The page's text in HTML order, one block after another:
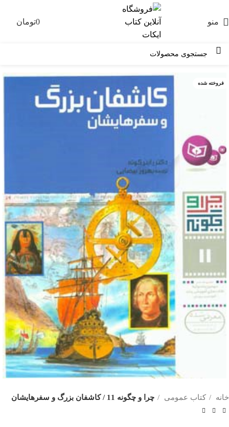
منو 0تومان
فروخته شده
خانه کتاب عمومی چرا و چگونه 11 / کاشفان بزرگ و سفرهایشان